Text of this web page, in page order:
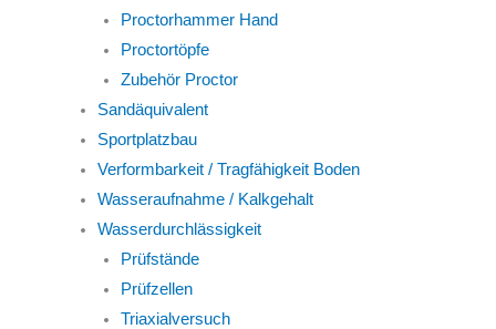
Proctorhammer Hand
Proctortöpfe
Zubehör Proctor
Sandäquivalent
Sportplatzbau
Verformbarkeit / Tragfähigkeit Boden
Wasseraufnahme / Kalkgehalt
Wasserdurchlässigkeit
Prüfstände
Prüfzellen
Triaxialversuch